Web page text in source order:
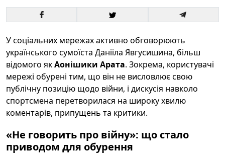
У соціальних мережах активно обговорюють
українського сумоїста Данііла Явгусишина, більш
відомого якАонішики Арата. Зокрема, користувачі
мережі обурені тим, що він не висловлює свою
публічну позицію щодо війни, і дискусія навколо
спортсмена перетворилася на широку хвилю
коментарів, припущень та критики.
«Не говорить про війну»: що стало
приводом для обурення